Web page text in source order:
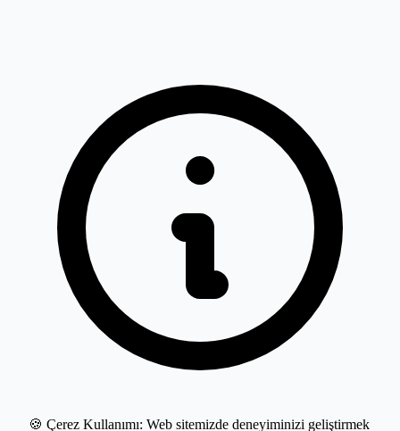
🍪 Çerez Kullanımı: Web sitemizde deneyiminizi geliştirmek